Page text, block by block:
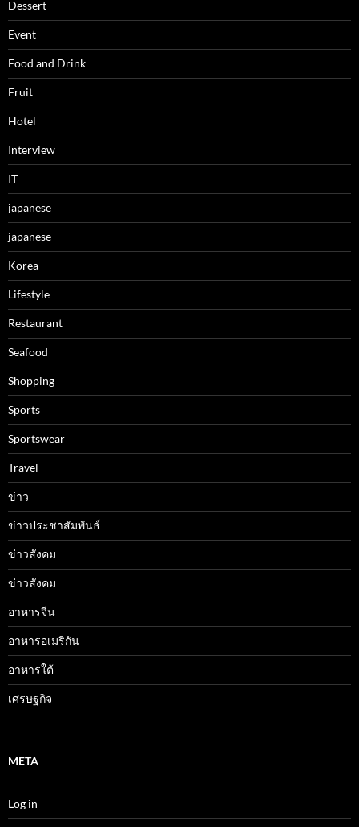
Dessert
Event
Food and Drink
Fruit
Hotel
Interview
IT
japanese
japanese
Korea
Lifestyle
Restaurant
Seafood
Shopping
Sports
Sportswear
Travel
ข่าว
ข่าวประชาสัมพันธ์
ข่าวสังคม
ข่าวสังคม
อาหารจีน
อาหารอเมริกัน
อาหารใต้
เศรษฐกิจ
META
Log in